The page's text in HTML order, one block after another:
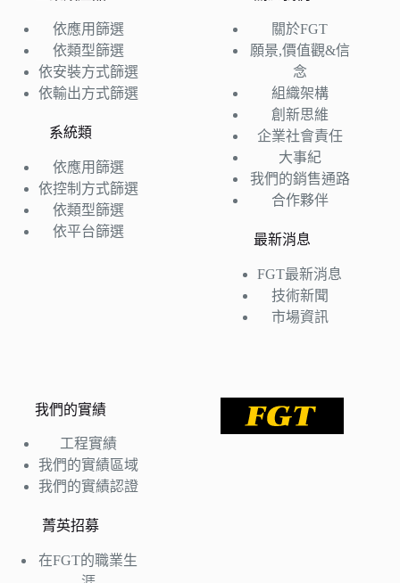
依應用篩選
依類型篩選
依安裝方式篩選
依輸出方式篩選
系統類
依應用篩選
依控制方式篩選
依類型篩選
依平台篩選
關於FGT
願景,價值觀&信
念
組織架構
創新思維
企業社會責任
大事紀
我們的銷售通路
合作夥伴
最新消息
FGT最新消息
技術新聞
市場資訊
我們的實績
工程實績
我們的實績區域
我們的實績認證
菁英招募
在FGT的職業生